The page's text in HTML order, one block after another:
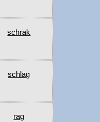
schrak
schlag
rag